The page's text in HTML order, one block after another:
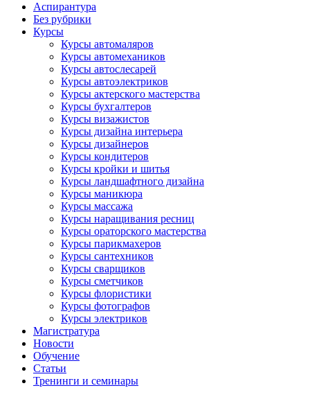
Аспирантура
Без рубрики
Курсы
Курсы автомаляров
Курсы автомехаников
Курсы автослесарей
Курсы автоэлектриков
Курсы актерского мастерства
Курсы бухгалтеров
Курсы визажистов
Курсы дизайна интерьера
Курсы дизайнеров
Курсы кондитеров
Курсы кройки и шитья
Курсы ландшафтного дизайна
Курсы маникюра
Курсы массажа
Курсы наращивания ресниц
Курсы ораторского мастерства
Курсы парикмахеров
Курсы сантехников
Курсы сварщиков
Курсы сметчиков
Курсы флористики
Курсы фотографов
Курсы электриков
Магистратура
Новости
Обучение
Статьи
Тренинги и семинары